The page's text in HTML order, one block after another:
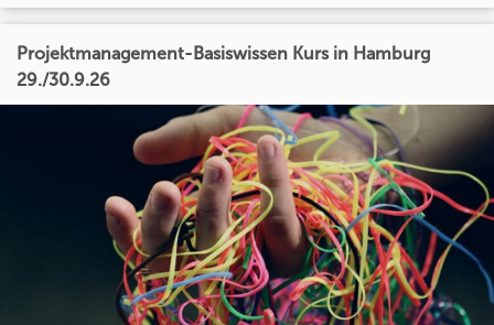
Projektmanagement-Basiswissen Kurs in Hamburg
29./30.9.26